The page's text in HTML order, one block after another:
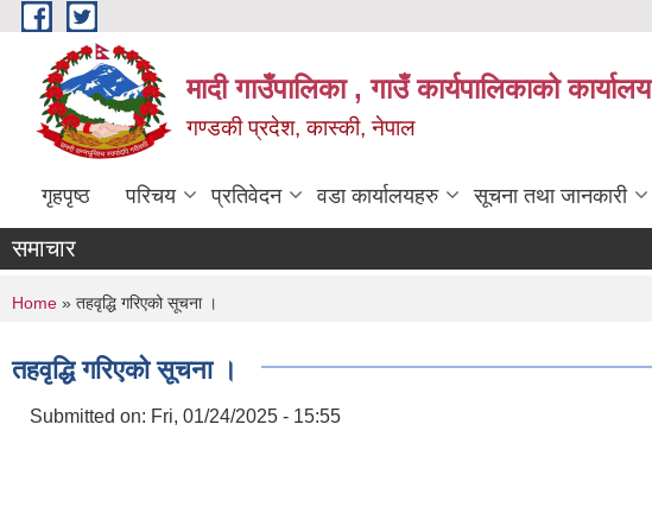
Skip to main content
मादी गाउँपालिका , गाउँ कार्यपालिकाको कार्यालय
गण्डकी प्रदेश, कास्की, नेपाल
गृहपृष्ठ परिचय प्रतिवेदन वडा कार्यालयहरु सूचना तथा जानकारी
समाचार
You are here
Home » तहवृद्धि गरिएको सूचना ।
तहवृद्धि गरिएको सूचना ।
Submitted on: Fri, 01/24/2025 - 15:55